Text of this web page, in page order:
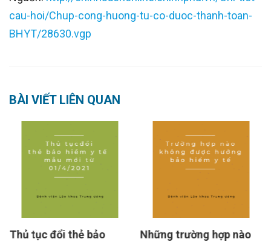
cau-hoi/Chup-cong-huong-tu-co-duoc-thanh-toan-
BHYT/28630.vgp
BÀI VIẾT LIÊN QUAN
Thủ tục đổi thẻ bảo
Những trường hợp nào